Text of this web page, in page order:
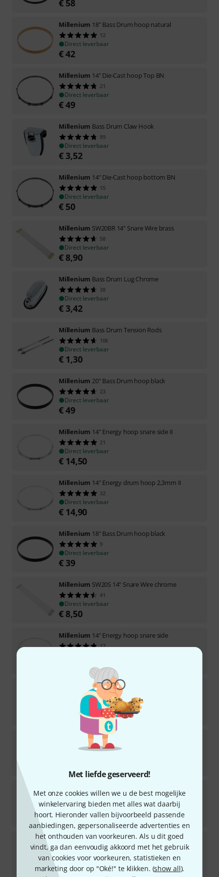
Met liefde geserveerd!
Met onze cookies willen we u de best mogelijke
winkelervaring bieden met alles wat daarbij
hoort. Hieronder vallen bijvoorbeeld passende
aanbiedingen, gepersonaliseerde advertenties en
het onthouden van voorkeuren. Als u dit goed
vindt, ga dan eenvoudig akkoord met het gebruik
van cookies voor voorkeuren, statistieken en
marketing door op "Oké!" te klikken. (show all).
€ 58
Millenium 18" Bass Drum hoop natural
12
Direct leverbaar
€42
Millenium 14" Die-Cast hoop Top BN
21
Direct leverbaar
€49
Millenium Bass Drum Claw Hook
89
Direct leverbaar
€ 3,52
Millenium 14" Die-Cast hoop bottom BN
15
Direct leverbaar
€ 50
Millenium SW20BR 14" Snare Wire brass
58
Direct leverbaar
€ 8,90
Millenium Bass Drum Lug Chrome
38
Direct leverbaar
€ 3,42
Millenium Bass Drum Tension Rods
106
Direct leverbaar
€ 1,30
Millenium 20" Bass Drum hoop black
23
Direct leverbaar
€49
Millenium 14" Energy hoop snare side II
21
Direct leverbaar
€ 14,50
Millenium 14" Energy drum hoop 2,3mm II
32
Direct leverbaar
€ 14,90
Millenium 18" Bass Drum hoop black
9
Direct leverbaar
€ 39
Millenium SW20S 14" Snare Wire chrome
41
Direct leverbaar
€ 8,50
Millenium 14" Energy hoop snare side
17
12" Energy drum hoop 2,3mm
19
Direct leverbaar
13,90
MilleniumML3 Memory Lock 22mm
33
17
Direct leverbaar
€11,90
Millenium14" Energy drum hoop 2,3mm III
25
Direct leverbaar
€ 14,90